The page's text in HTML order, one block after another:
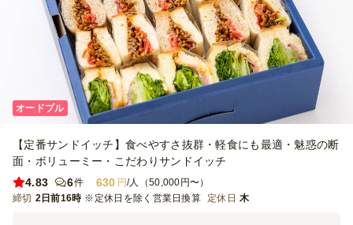
オードブル
【定番サンドイッチ】食べやすさ抜群・軽食にも最適・魅惑の断
面・ボリューミー・こだわりサンドイッチ
4.83
6件 630 円/人（50,000円〜）
締切 2日前16時 ※定休日を除く営業日換算 定休日 木